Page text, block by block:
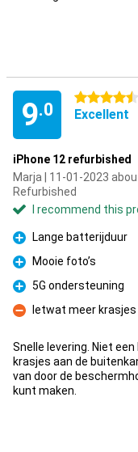
9.0
4.5 stars
Excellent
iPhone 12 refurbished
Marja | 11-01-2023
Refurbished
I recommend this
Pro
Lange batterijduur
Pro
Mooie foto’s
Pro
5G ondersteuning
Con
Ietwat meer
Snelle levering. Niet
krasjes aan de
van door de
kunt maken.